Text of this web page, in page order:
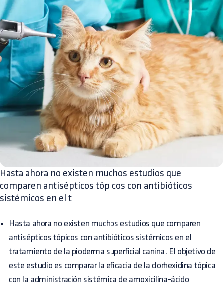
Hasta ahora no existen muchos estudios que
comparen antisépticos tópicos con antibióticos
sistémicos en el t
Hasta ahora no existen muchos estudios que comparen
antisépticos tópicos con antibióticos sistémicos en el
tratamiento de la pioderma superficial canina. El objetivo de
este estudio es comparar la eficacia de la clorhexidina tópica
con la administración sistémica de amoxicilina-ácido